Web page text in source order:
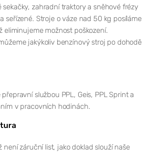
zahradní traktory a sněhové frézy
seřízené. Stroje o váze nad 50 kg posíláme
eliminujeme možnost poškození.
jakýkoliv benzínový stroj po dohodě
službou PPL, Geis, PPL Sprint a
v pracovních hodinách.
není záruční list, jako doklad slouží naše